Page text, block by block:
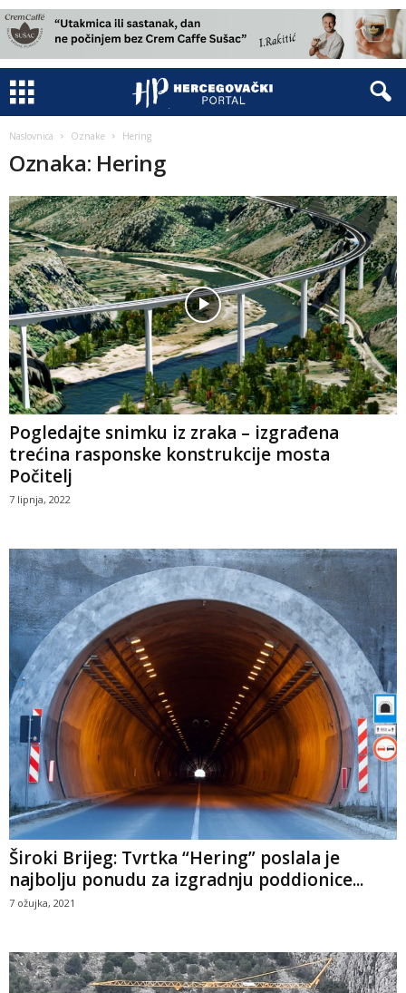
Naslovnica Oznake Hering
Oznaka: Hering
Pogledajte snimku iz zraka – izgrađena
trećina rasponske konstrukcije mosta
Počitelj
7 lipnja, 2022
Široki Brijeg: Tvrtka “Hering” poslala je
najbolju ponudu za izgradnju poddionice...
7 ožujka, 2021